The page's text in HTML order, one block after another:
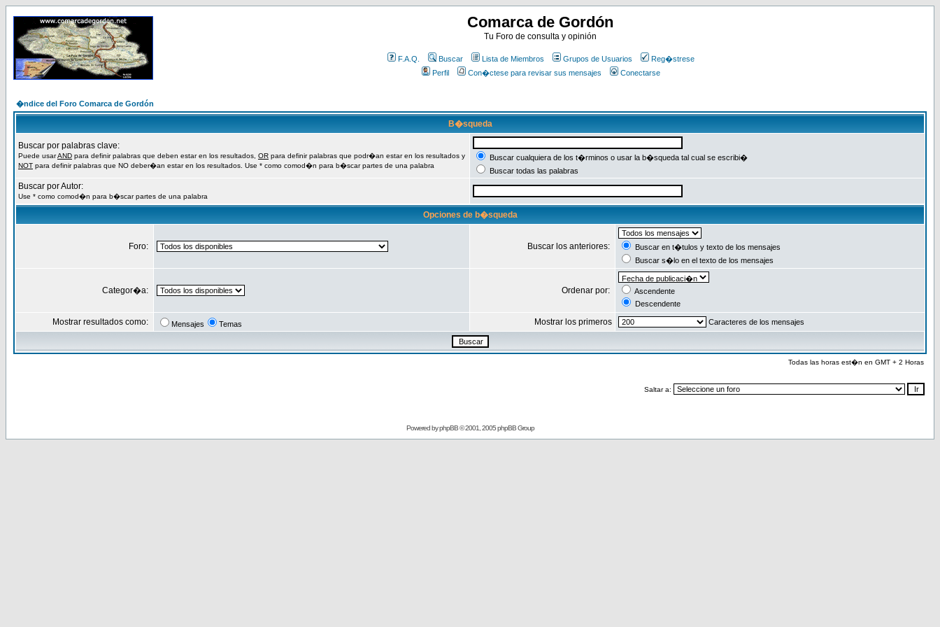
Comarca de Gordón
Tu Foro de consulta y opinión
F.A.Q. Buscar Lista de Miembros Grupos de Usuarios
Reg�strese
Perfil
Con�ctese para revisar sus mensajes Conectarse
�ndice del Foro Comarca de Gordón
B�squeda
Buscar por palabras clave:
Puede usarAND para definir palabras que deben estar en los resultados, OR para definir palabras que podr�an estar en los resultados y
NOT para definir palabras que NO deber�an estar en los resultados. Use * como comod�n para b�scar partes de una palabra
Buscar cualquiera de los t�rminos o usar la b�squeda tal cual se escribi�
Buscar todas las palabras
Buscar por Autor:
Use * como comod�n para b�scar partes de una palabra
Opciones de b�squeda
Foro: Buscar los anteriores:
Buscar en t�tulos y texto de los mensajes
Buscar s�lo en el texto de los mensajes
Categor�a: Ordenar por:
Ascendente
Descendente
Mostrar resultados como: Mensajes Temas Mostrar los primeros Caracteres de los mensajes
Todas las horas est�n en GMT + 2 Horas
Saltar a:
Powered byphpBB© 2001, 2005 phpBB Group